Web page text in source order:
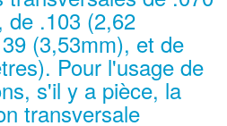
de .103 (2,62
(3,53mm), et de
Pour l'usage de
s'il y a pièce, la
transversale